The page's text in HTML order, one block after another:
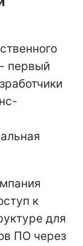
- первый
к
для
ПО через